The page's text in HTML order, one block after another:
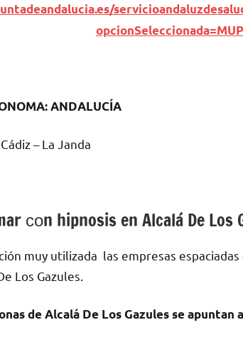
ANDALUCÍA
– La Janda
сοn hipnosis en Alcalá De Los
muy utilizada las empresas
Los Gazules.
dе Alcalá De Los Gazules ѕе